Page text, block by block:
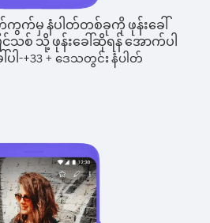
တ်ကွက်မှ နံပါတ်တစ်ခုကို ဖုန်းခေါ်
င်သစ် သို့ ဖုန်းခေါ်ဆိုရန် အောက်ပါ
ပါ-+33+ ဒေသတွင်း နံပါတ်